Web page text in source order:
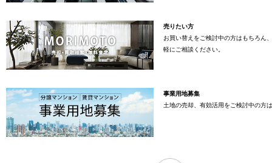
売りたい方
お買い替えをご検討中の方はもちろん
軽にご相談ください。
事業用地募集
土地の売却、有効活用をご検討中の方